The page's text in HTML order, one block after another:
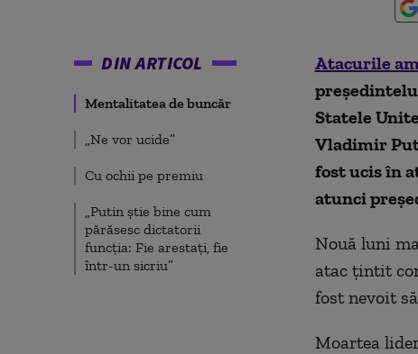
DIN ARTICOL
Mentalitatea de buncăr
„Ne vor ucide”
Cu ochii pe premiu
„Putin știe bine cum
părăsesc dictatorii
funcția: Fie arestați, fie
într-un sicriu”
Atacurile
Statele
Vladimir
fost ucis în
atunci
Nouă luni
atac țintit
fost nevoit
Moartea